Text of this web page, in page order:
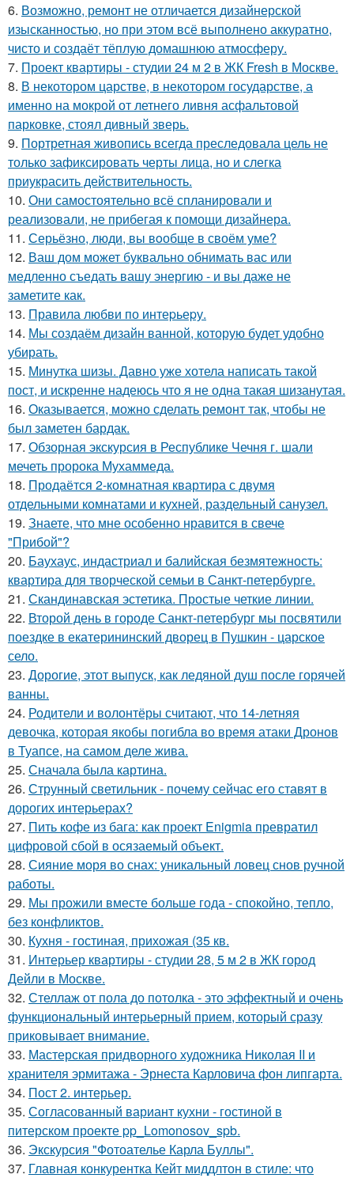
6. Возможно, ремонт не отличается дизайнерской
изысканностью, но при этом всё выполнено аккуратно,
чисто и создаёт тёплую домашнюю атмосферу.
7. Проект квартиры - студии 24 м 2 в ЖК Fresh в Москве.
8. В некотором царстве, в некотором государстве, а
именно на мокрой от летнего ливня асфальтовой
парковке, стоял дивный зверь.
9. Портретная живопись всегда преследовала цель не
только зафиксировать черты лица, но и слегка
приукрасить действительность.
10. Они самостоятельно всё спланировали и
реализовали, не прибегая к помощи дизайнера.
11. Серьёзно, люди, вы вoобще в своём уме?
12. Ваш дом может буквально обнимать вас или
медленно съедать вашу энергию - и вы даже не
заметите как.
13. Правила любви по интеpьеpу.
14. Мы создаём дизайн ванной, которую будет удобно
убирать.
15. Минутка шизы. Давно уже хотела написать такой
пост, и искренне надеюсь что я не одна такая шизанутая.
16. Оказывается, можно сделать ремонт так, чтобы не
был заметен бардак.
17. Обзорная экскурсия в Республике Чечня г. шали
мечеть пророка Мухаммеда.
18. Продаётся 2-комнатная квартира с двумя
отдельными комнатами и кухней, раздельный санузел.
19. Знаете, что мне особенно нравится в свече
"Прибой"?
20. Баухаус, индастриал и балийская безмятежность:
квартира для творческой семьи в Санкт-петербурге.
21. Скандинавская эстетика. Простые четкие линии.
22. Второй день в городе Санкт-петербург мы посвятили
поездке в екатерининский дворец в Пушкин - царское
село.
23. Дорогие, этот выпуск, как ледяной душ после горячей
ванны.
24. Родители и волонтёры считают, что 14-летняя
девочка, которая якобы погибла во время атаки Дронов
в Туапсе, на самом деле жива.
25. Сначала была картина.
26. Струнный светильник - почему сейчас его ставят в
дорогих интерьерах?
27. Пить кофе из бага: как проект Enigmia превратил
цифровой сбой в осязаемый объект.
28. Сияние моря во снах: уникальный ловец снов ручной
работы.
29. Мы прожили вместе больше года - спокойно, тепло,
без конфликтов.
30. Кухня - гостиная, прихожая (35 кв.
31. Интерьер квартиры - студии 28, 5 м 2 в ЖК город
Дейли в Москве.
32. Стеллаж от пола до потолка - это эффектный и очень
функциональный интерьерный прием, который сразу
приковывает внимание.
33. Мастерская придворного художника Николая II и
хранителя эрмитажа - Эрнеста Карловича фон липгарта.
34. Пост 2. интерьер.
35. Согласованный вариант кухни - гостиной в
питерском проекте pp_Lomonosov_spb.
36. Экскурсия "Фотоателье Карла Буллы".
37. Главная конкурентка Кейт миддлтон в стиле: что